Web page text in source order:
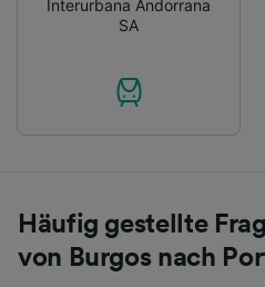
Interurbana Andorrana
SA
Häufig gestellte
von Burgos nach